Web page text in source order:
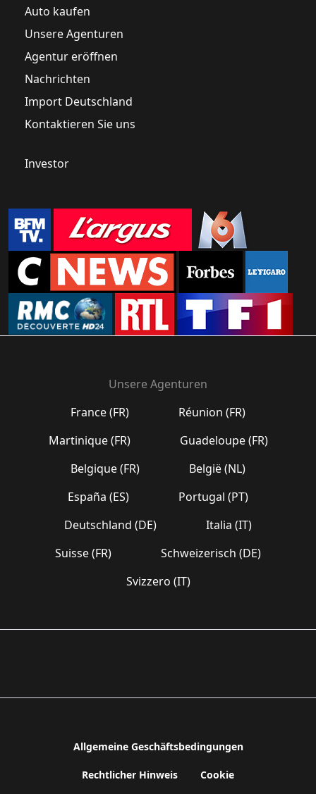
Auto kaufen
Unsere Agenturen
Agentur eröffnen
Nachrichten
Import Deutschland
Kontaktieren Sie uns
Investor
Unsere Agenturen
France (FR)
Réunion (FR)
Martinique (FR)
Guadeloupe (FR)
Belgique (FR)
België (NL)
España (ES)
Portugal (PT)
Deutschland (DE)
Italia (IT)
Suisse (FR)
Schweizerisch (DE)
Svizzero (IT)
Allgemeine Geschäftsbedingungen
Rechtlicher Hinweis Cookie